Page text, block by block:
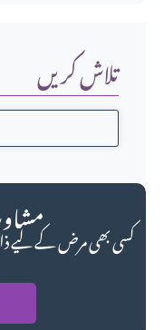
تلاش کریں
کسی بھی مرض کے لیے